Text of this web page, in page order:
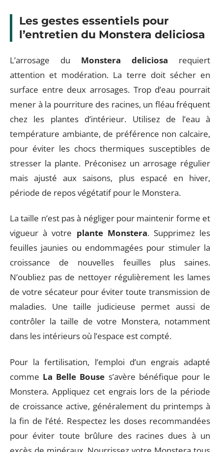
Les gestes essentiels pour
l’entretien du Monstera deliciosa
L’arrosage du Monstera deliciosa requiert
attention et modération. La terre doit sécher en
surface entre deux arrosages. Trop d’eau pourrait
mener à la pourriture des racines, un fléau fréquent
chez les plantes d’intérieur. Utilisez de l’eau à
température ambiante, de préférence non calcaire,
pour éviter les chocs thermiques susceptibles de
stresser la plante. Préconisez un arrosage régulier
mais ajusté aux saisons, plus espacé en hiver,
période de repos végétatif pour le Monstera.
La taille n’est pas à négliger pour maintenir forme et
vigueur à votre plante Monstera. Supprimez les
feuilles jaunies ou endommagées pour stimuler la
croissance de nouvelles feuilles plus saines.
N’oubliez pas de nettoyer régulièrement les lames
de votre sécateur pour éviter toute transmission de
maladies. Une taille judicieuse permet aussi de
contrôler la taille de votre Monstera, notamment
dans les intérieurs où l’espace est compté.
Pour la fertilisation, l’emploi d’un engrais adapté
comme La Belle Bouse s’avère bénéfique pour le
Monstera. Appliquez cet engrais lors de la période
de croissance active, généralement du printemps à
la fin de l’été. Respectez les doses recommandées
pour éviter toute brûlure des racines dues à un